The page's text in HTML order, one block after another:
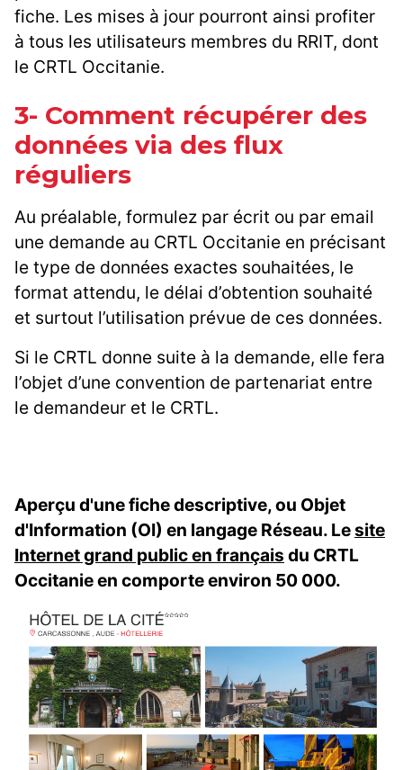
fiche. Les mises à jour pourront ainsi profiter
à tous les utilisateurs membres du RRIT, dont
le CRTL Occitanie.
3- Comment récupérer des
données via des flux
réguliers
Au préalable, formulez par écrit ou par email
une demande au CRTL Occitanie en précisant
le type de données exactes souhaitées, le
format attendu, le délai d’obtention souhaité
et surtout l’utilisation prévue de ces données.
Si le CRTL donne suite à la demande, elle fera
l’objet d’une convention de partenariat entre
le demandeur et le CRTL.
Aperçu d'une fiche descriptive, ou Objet
d'Information (OI) en langage Réseau. Lesite
Internet grand public en français du CRTL
Occitanie en comporte environ 50 000.